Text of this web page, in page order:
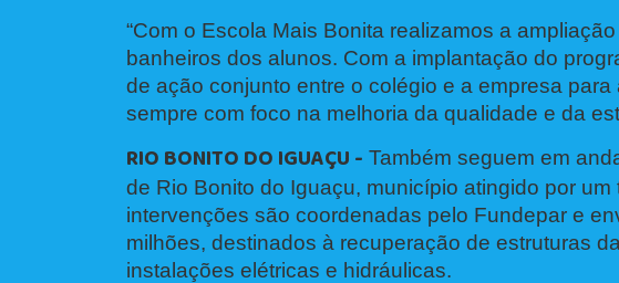
“Com o Escola Mais Bonita realizamos a
banheiros dos alunos. Com a implantação do
de ação conjunto entre o colégio e a empresa
sempre com foco na melhoria da qualidade e da
RIO BONITO DO IGUAÇU - Também seguem em
de Rio Bonito do Iguaçu, município atingido por
intervenções são coordenadas pelo Fundepar e
milhões, destinados à recuperação de estruturas
instalações elétricas e hidráulicas.